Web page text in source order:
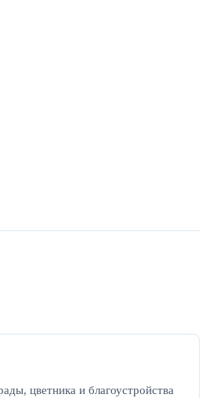
цветника и благоустройства